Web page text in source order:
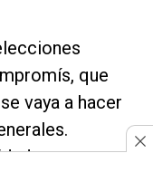
que
vaya a hacer
muy